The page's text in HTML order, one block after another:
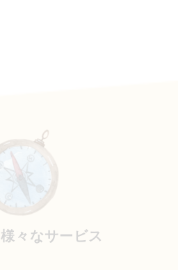
々なサービス